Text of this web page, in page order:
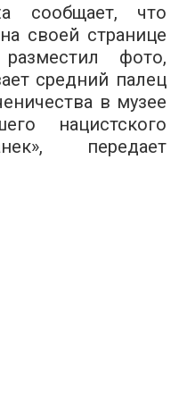
сообщает, что
своей странице
фото,
средний палец
в музее
нацистского
передает